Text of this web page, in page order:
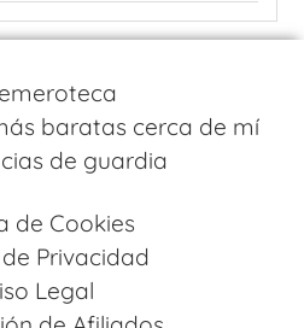
baratas cerca de mí
de guardia
de Cookies
Privacidad
Legal